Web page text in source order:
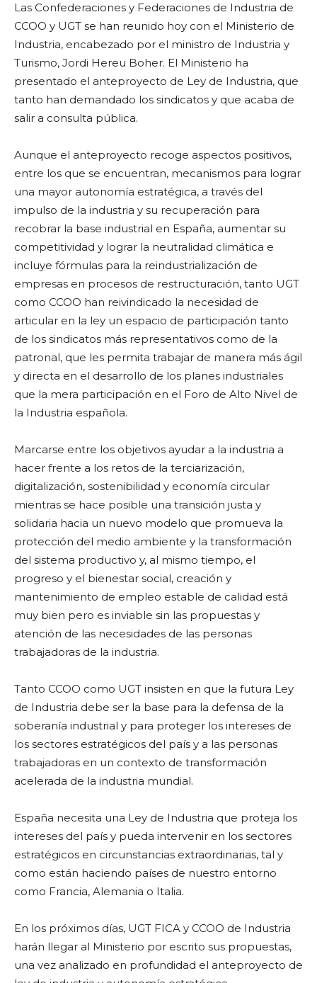
Las Confederaciones y Federaciones de Industria de
CCOO y UGT se han reunido hoy con el Ministerio de
Industria, encabezado por el ministro de Industria y
Turismo, Jordi Hereu Boher. El Ministerio ha
presentado el anteproyecto de Ley de Industria, que
tanto han demandado los sindicatos y que acaba de
salir a consulta pública.
Aunque el anteproyecto recoge aspectos positivos,
entre los que se encuentran, mecanismos para lograr
una mayor autonomía estratégica, a través del
impulso de la industria y su recuperación para
recobrar la base industrial en España, aumentar su
competitividad y lograr la neutralidad climática e
incluye fórmulas para la reindustrialización de
empresas en procesos de restructuración, tanto UGT
como CCOO han reivindicado la necesidad de
articular en la ley un espacio de participación tanto
de los sindicatos más representativos como de la
patronal, que les permita trabajar de manera más ágil
y directa en el desarrollo de los planes industriales
que la mera participación en el Foro de Alto Nivel de
la Industria española.
Marcarse entre los objetivos ayudar a la industria a
hacer frente a los retos de la terciarización,
digitalización, sostenibilidad y economía circular
mientras se hace posible una transición justa y
solidaria hacia un nuevo modelo que promueva la
protección del medio ambiente y la transformación
del sistema productivo y, al mismo tiempo, el
progreso y el bienestar social, creación y
mantenimiento de empleo estable de calidad está
muy bien pero es inviable sin las propuestas y
atención de las necesidades de las personas
trabajadoras de la industria.
Tanto CCOO como UGT insisten en que la futura Ley
de Industria debe ser la base para la defensa de la
soberanía industrial y para proteger los intereses de
los sectores estratégicos del país y a las personas
trabajadoras en un contexto de transformación
acelerada de la industria mundial.
España necesita una Ley de Industria que proteja los
intereses del país y pueda intervenir en los sectores
estratégicos en circunstancias extraordinarias, tal y
como están haciendo países de nuestro entorno
como Francia, Alemania o Italia.
En los próximos días, UGT FICA y CCOO de Industria
harán llegar al Ministerio por escrito sus propuestas,
una vez analizado en profundidad el anteproyecto de